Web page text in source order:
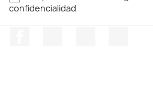
confidencialidad